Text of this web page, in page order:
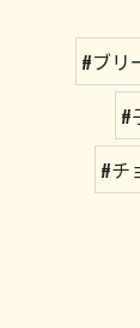
#ブリ
#
#チ